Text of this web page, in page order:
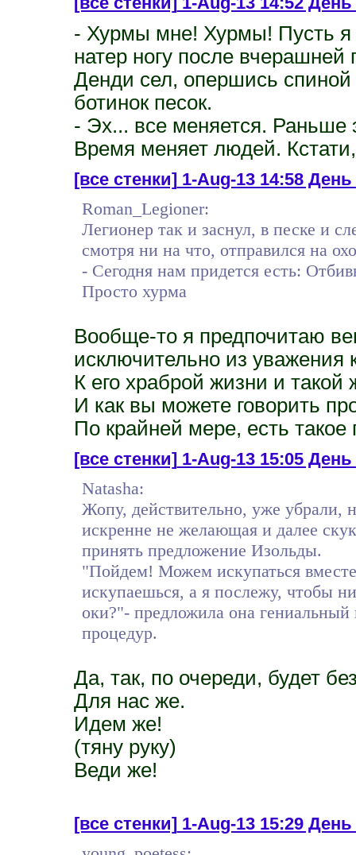
- Хурмы мне! Хурмы! Пусть я
натер ногу после вчерашней
Денди сел, опершись
ботинок песок.
- Эх... все меняется. Раньше
Время меняет людей.
[все стенки]1-Aug-13 14:58
Roman_Legioner:
Легионер так и заснул, в песке и
смотря ни на что, отправился на
- Сегодня нам придется есть:
Просто хурма
Вообще-то я предпочитаю
исключительно из уважения
К его храброй жизни и
И как вы можете говорить
По крайней мере, есть такое
[все стенки]1-Aug-13 15:05
Natasha:
Жопу, действительно, уже убрали,
искренне не желающая и далее
принять предложение Изольды.
"Пойдем! Можем искупаться
искупаешься, а я послежу, чтобы
оки?"- предложила она
процедур.
Да, так, по очереди, будет
Для нас же.
Идем же!
(тяну руку)
Веди же!
[все стенки]1-Aug-13 15:29